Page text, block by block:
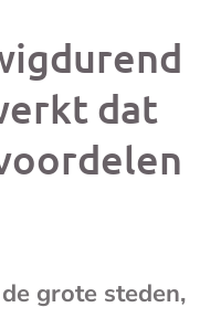
bericht
op
bericht
op
bericht
op
dat
grote steden,